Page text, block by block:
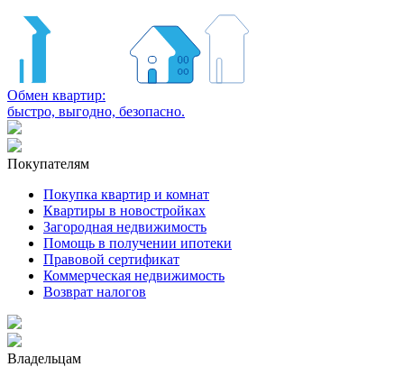
Обмен квартир:
быстро, выгодно, безопасно.
Покупателям
Покупка квартир и комнат
Квартиры в новостройках
Загородная недвижимость
Помощь в получении ипотеки
Правовой сертификат
Коммерческая недвижимость
Возврат налогов
Владельцам